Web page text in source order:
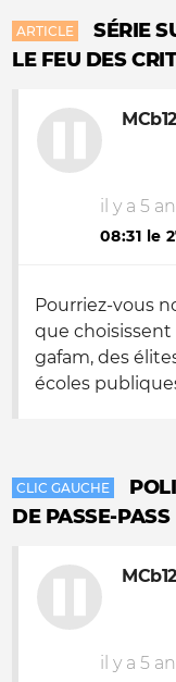
ARTICLE
SÉRIE
LE FEU DES
il y a 5
08:31 le
Pourriez-vous
que choisissent
gafam, des
écoles
CLIC GAUCHE
DE PASSE-PASS
il y a 5